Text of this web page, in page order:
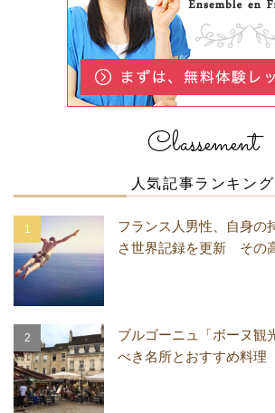
Classement
人気記事ランキング
フランス人男性、自身の
さ世界記録を更新 その
ブルゴーニュ「ボーヌ観
べき名所とおすすめ料理